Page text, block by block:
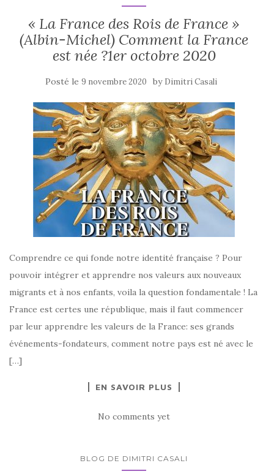
« La France des Rois de France »
(Albin-Michel) Comment la France
est née ?1er octobre 2020
Posté le 9 novembre 2020 by Dimitri Casali
Comprendre ce qui fonde notre identité française ? Pour
pouvoir intégrer et apprendre nos valeurs aux nouveaux
migrants et à nos enfants, voila la question fondamentale ! La
France est certes une république, mais il faut commencer
par leur apprendre les valeurs de la France: ses grands
événements-fondateurs, comment notre pays est né avec le
[…]
EN SAVOIR PLUS
No comments yet
BLOG DE DIMITRI CASALI